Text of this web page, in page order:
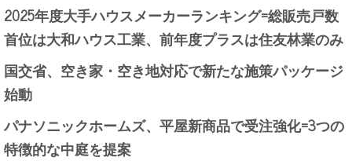
2025年度大手ハウスメーカーランキング=総販売戸数
首位は大和ハウス工業、前年度プラスは住友林業のみ
国交省、空き家・空き地対応で新たな施策パッケージ
始動
パナソニックホームズ、平屋新商品で受注強化=3つの
特徴的な中庭を提案